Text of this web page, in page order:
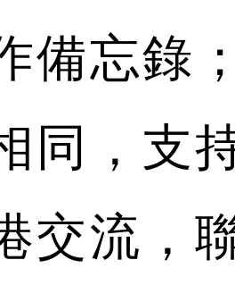
備忘錄
同，支
交流，